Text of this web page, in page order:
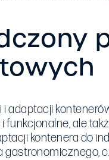
adaptacji
funkcjonalne, ale
kontenera do